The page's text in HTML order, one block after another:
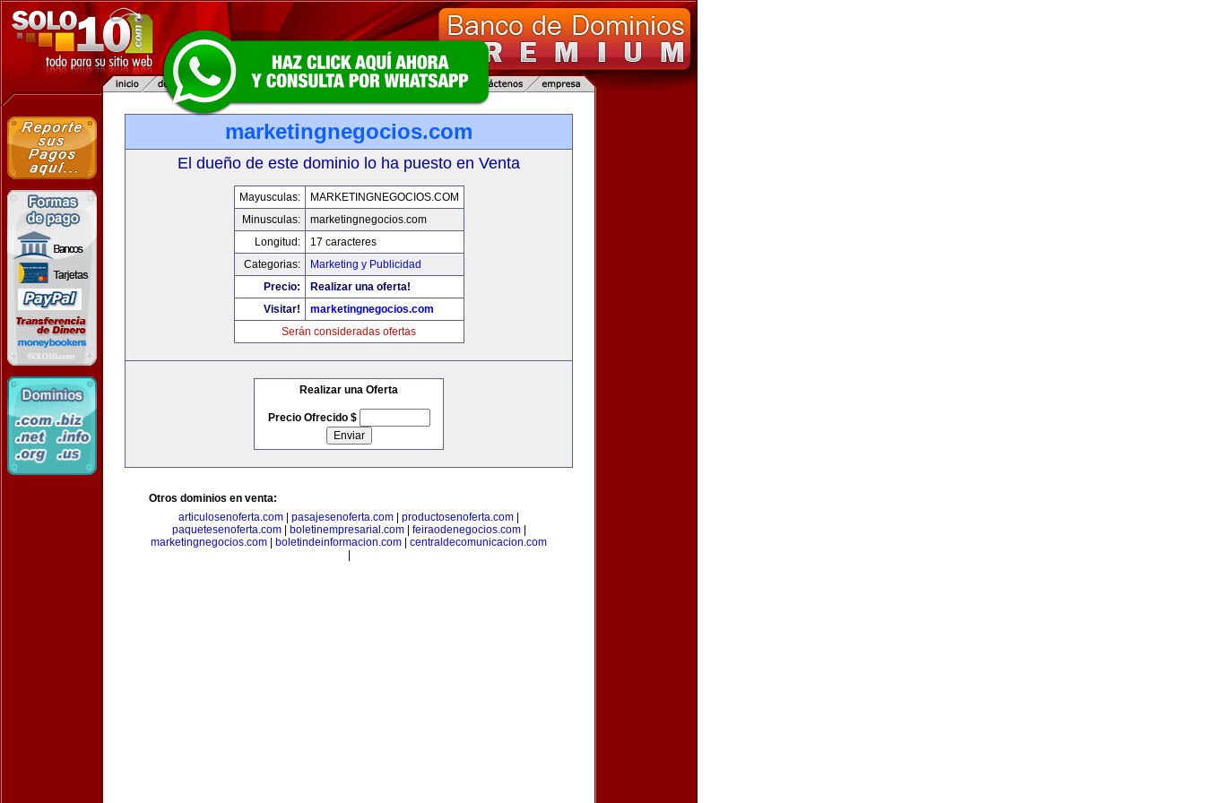
marketingnegocios.com
El dueño de este dominio lo ha puesto en Venta
Mayusculas:
MARKETINGNEGOCIOS.COM
Minusculas:
marketingnegocios.com
Longitud:
17 caracteres
Categorias:
Marketing y Publicidad
Precio:
Realizar una oferta!
Visitar!
marketingnegocios.com
Serán consideradas ofertas
Realizar una Oferta
Precio Ofrecido $
Otros dominios en venta:
articulosenoferta.com
pasajesenoferta.com productosenoferta.com
paquetesenoferta.com| boletinempresarial.com| feiraodenegocios.com|
marketingnegocios.com
boletindeinformacion.com
centraldecomunicacion.com